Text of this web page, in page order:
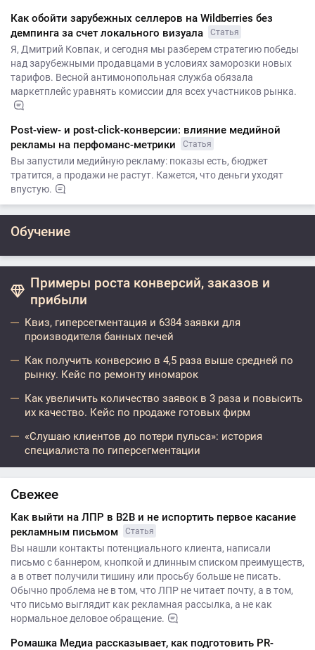
Как обойти зарубежных селлеров на Wildberries без
демпинга за счет локального визуала
Статья
Я, Дмитрий Ковпак, и сегодня мы разберем стратегию победы
над зарубежными продавцами в условиях заморозки новых
тарифов. Весной антимонопольная служба обязала
маркетплейс уравнять комиссии для всех участников рынка.
Post-view- и post-click-конверсии: влияние медийной
рекламы на перфоманс-метрики
Статья
Вы запустили медийную рекламу: показы есть, бюджет
тратится, а продажи не растут. Кажется, что деньги уходят
впустую.
Обучение
Примеры роста конверсий, заказов и
прибыли
Квиз, гиперсегментация и 6384 заявки для
производителя банных печей
Как получить конверсию в 4,5 раза выше средней по
рынку. Кейс по ремонту иномарок
Как увеличить количество заявок в 3 раза и повысить
их качество. Кейс по продаже готовых фирм
«Слушаю клиентов до потери пульса»: история
специалиста по гиперсегментации
Свежее
Как выйти на ЛПР в B2B и не испортить первое касание
рекламным письмом
Статья
Вы нашли контакты потенциального клиента, написали
письмо с баннером, кнопкой и длинным списком преимуществ,
а в ответ получили тишину или просьбу больше не писать.
Обычно проблема не в том, что ЛПР не читает почту, а в том,
что письмо выглядит как рекламная рассылка, а не как
нормальное деловое обращение.
Ромашка Медиа рассказывает, как подготовить PR-